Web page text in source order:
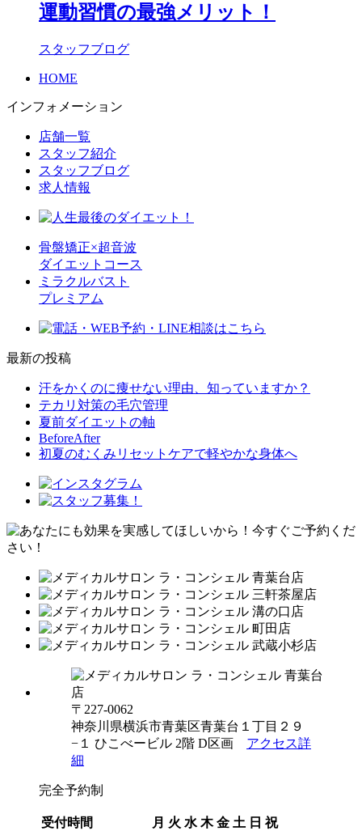
運動習慣の最強メリット！
スタッフブログ
HOME
インフォメーション
店舗一覧
スタッフ紹介
スタッフブログ
求人情報
骨盤矯正×超音波
ダイエットコース
ミラクルバスト
プレミアム
最新の投稿
汗をかくのに痩せない理由、知っていますか？
テカリ対策の毛穴管理
夏前ダイエットの軸
BeforeAfter
初夏のむくみリセットケアで軽やかな身体へ
〒227-0062
神奈川県横浜市青葉区青葉台１丁目２９
−１ ひこべービル 2階 D区画 アクセス詳
細
完全予約制
受付時間 月 火 水 木 金 土 日 祝